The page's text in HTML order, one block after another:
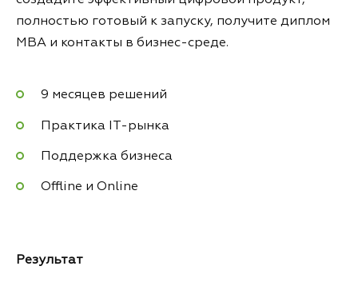
полностью готовый к запуску, получите диплом
MBA и контакты в бизнес-среде.
9 месяцев решений
Практика IT-рынка
Поддержка бизнеса
Offline и Online
Результат